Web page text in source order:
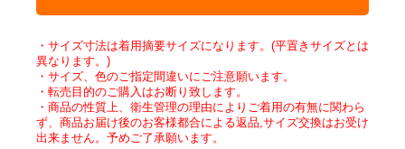
・サイズ寸法は着用摘要サイズになります。(平置きサイズとは
異なります。)
・サイズ、色のご指定間違いにご注意願います。
・転売目的のご購入はお断り致します。
・商品の性質上、衛生管理の理由によりご着用の有無に関わら
ず、商品お届け後のお客様都合による返品,サイズ交換はお受け
出来ません。予めご了承願います。